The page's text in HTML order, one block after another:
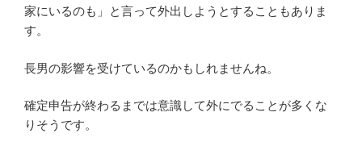
家にいるのも」と言って外出しようとすることもありま
す。
長男の影響を受けているのかもしれませんね。
確定申告が終わるまでは意識して外にでることが多くな
りそうです。